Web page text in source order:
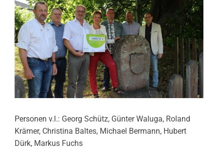
Personen v.l.: Georg Schütz, Günter Waluga, Roland
Krämer, Christina Baltes, Michael Bermann, Hubert
Dürk, Markus Fuchs